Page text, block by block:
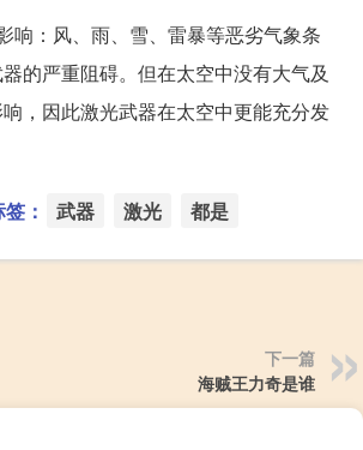
响：风、雨、雪、雷暴等恶劣气象条
的严重阻碍。但在太空中没有大气及
，因此激光武器在太空中更能充分发
： 武器 激光 都是
下一篇
海贼王力奇是谁